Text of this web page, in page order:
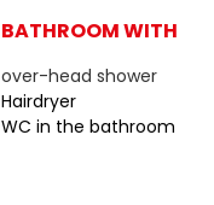
BATHROOM WITH
over-head shower
Hairdryer
WC in the bathroom